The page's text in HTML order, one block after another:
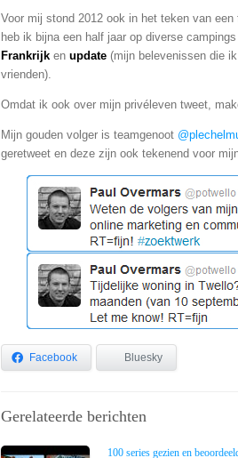
Voor mij stond 2012 ook in het teken van
heb ik bijna een half jaar op diverse
Frankrijk en update (mijn belevenissen die
vrienden).
Omdat ik ook over mijn privéleven tweet,
Mijn gouden volger is teamgenoot
geretweet en deze zijn ook tekenend voor
Facebook Bluesky
Gerelateerde berichten
100 series gezien en